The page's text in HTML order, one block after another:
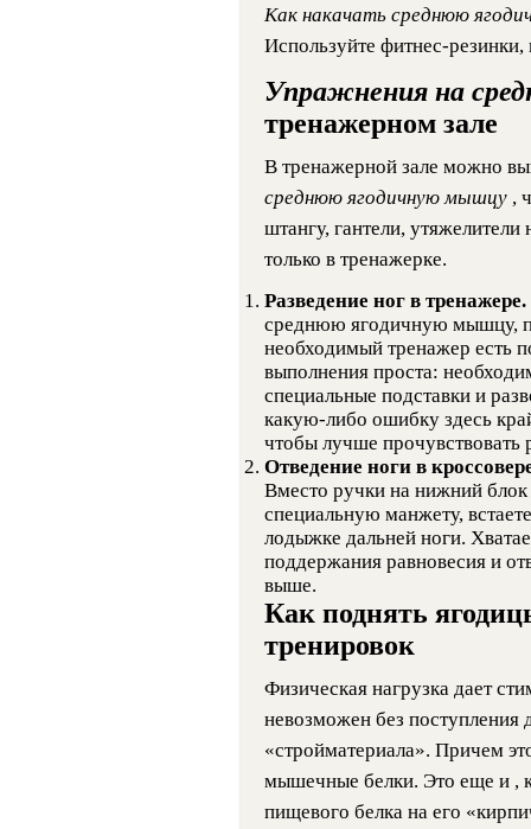
Как накачать среднюю
Используйте фитнес-
Упражнения на
тренажерном зале
В тренажерной зале можно
среднюю ягодичную мышцу ,
штангу, гантели,
только в тренажерке.
Разведение ног в тренажере.
среднюю ягодичную мышцу,
необходимый тренажер есть
выполнения проста:
специальные подставки и
какую-либо ошибку здесь
чтобы лучше
Отведение ноги в
Вместо ручки на нижний блок
специальную манжету,
лодыжке дальней ноги.
поддержания равновесия и
выше.
Как поднять
тренировок
Физическая нагрузка дает
невозможен без поступления
«стройматериала». Причем
мышечные белки. Это еще и ,
пищевого белка на его